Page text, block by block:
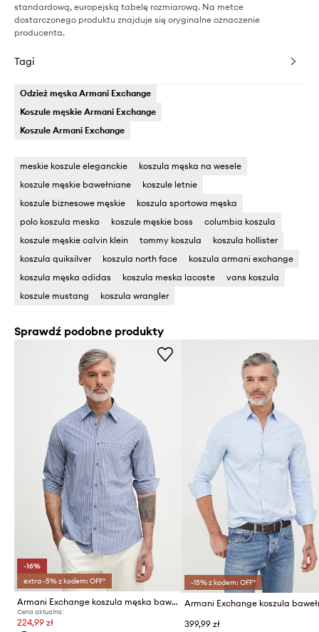
standardową, europejską tabelę rozmiarową. Na metce
dostarczonego produktu znajduje się oryginalne oznaczenie
producenta.
Tagi
Odzież męska Armani Exchange
Koszule męskie Armani Exchange
Koszule Armani Exchange
meskie koszule eleganckie
koszula męska na wesele
koszule męskie bawełniane
koszule letnie
koszule biznesowe męskie
koszula sportowa męska
polo koszula meska
koszule męskie boss
columbia koszula
koszule męskie calvin klein
tommy koszula
koszula hollister
koszula quiksilver
koszula north face
koszula armani exchange
koszula męska adidas
koszula meska lacoste
vans koszula
koszule mustang
koszula wrangler
Sprawdź podobne produkty
-16%
extra -5% z kodem: OFF*
Armani Exchange koszula męska bawełniana
Cena aktualna:
224,99 zł
-15% z kodem: OFF*
Armani Exchange koszula
399,99 zł